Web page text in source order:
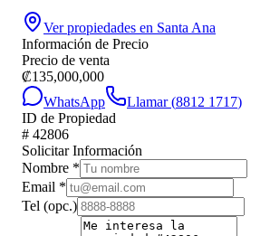
Ver propiedades en Santa Ana
Información de Precio
Precio de venta
₡135,000,000
WhatsApp
Llamar (8812 1717)
ID de Propiedad
# 42806
Solicitar Información
Nombre *
Email *
Tel (opc.)